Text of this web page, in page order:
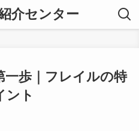
介センター
一歩｜フレイルの特
ント